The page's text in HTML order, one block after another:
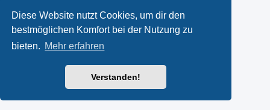
Diese Website nutzt Cookies, um dir den
bestmöglichen Komfort bei der Nutzung zu
bieten. Mehr erfahren
Verstanden!